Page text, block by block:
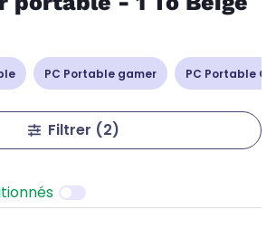
PC Portable gamer PC Portable
Filtrer (2)